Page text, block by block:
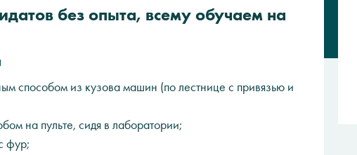
без опыта, всему обучаем на
способом из кузова машин (по лестнице с привязью и
на пульте, сидя в лаборатории;
фур;